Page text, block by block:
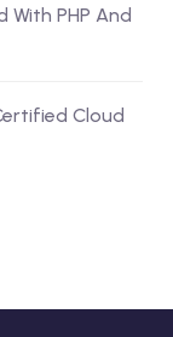
PHP And
Cloud